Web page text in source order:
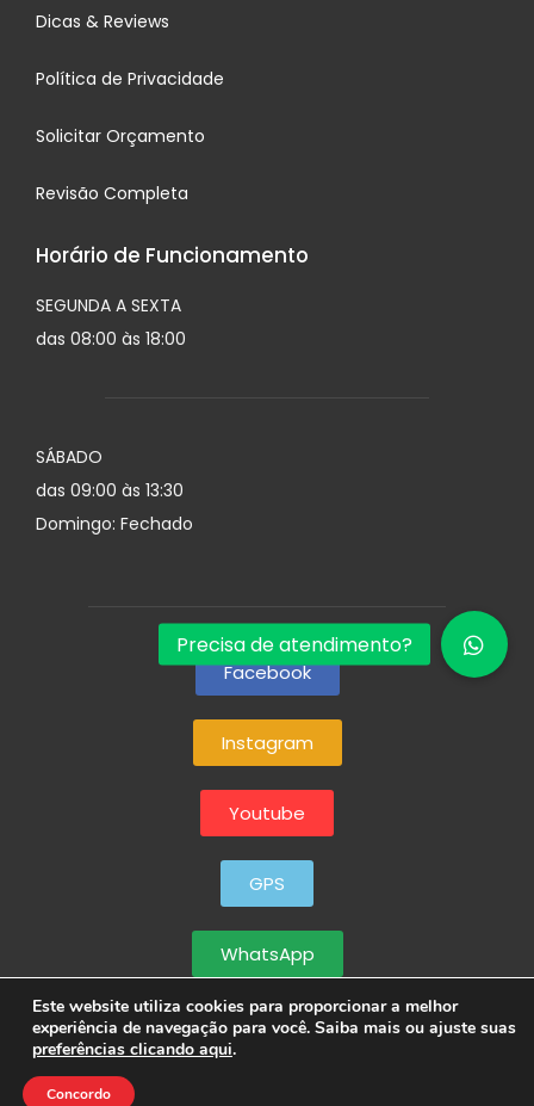
Dicas & Reviews
Política de Privacidade
Solicitar Orçamento
Revisão Completa
Horário de Funcionamento
SEGUNDA A SEXTA
das 08:00 às 18:00
SÁBADO
das 09:00 às 13:30
Domingo: Fechado
Facebook
Instagram
Youtube
GPS
WhatsApp
Este website utiliza cookies para proporcionar a melhor
experiência de navegação para você. Saiba mais ou ajuste suas
preferências clicando aqui.
Concordo